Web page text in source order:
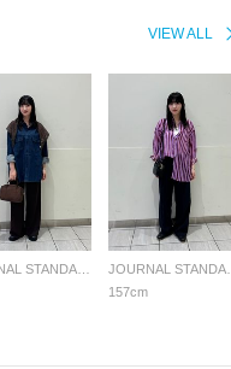
VIEW ALL
157cm